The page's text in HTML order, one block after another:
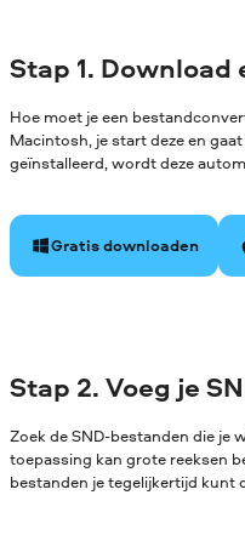
Stap 1.
Hoe moet je een
Macintosh, je start deze en
geïnstalleerd, wordt deze
Gratis downloaden
Stap 2. Voeg je
Zoek de SND-bestanden die je
toepassing kan grote reeksen
bestanden je tegelijkertijd kunt